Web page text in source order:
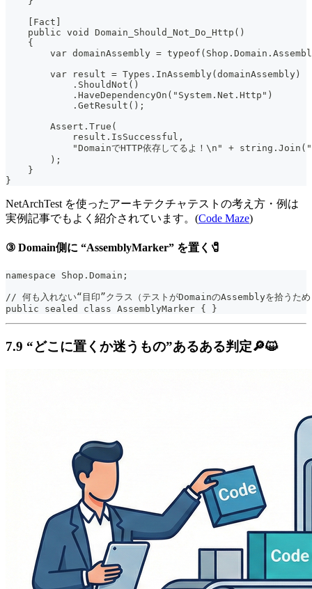
    [Fact]
    public void Domain_Should_Not_Do_Http()
    {
var domainAssembly =
        var result = Types.InAssembly(domainAssembly)
            .ShouldNot()
            .HaveDependencyOn("System.Net.Http")
            .GetResult();
        Assert.True(
            result.IsSuccessful,
"DomainでHTTP依存してるよ！\n" +
        );
    }
}
NetArchTest を使ったアーキテクチャテストの考え方・例は
実例記事でもよく紹介されています。(Code Maze)
③ Domain側に “AssemblyMarker” を置く🧷
namespace Shop.Domain;
// 何も入れない“目印”クラス（テストがDomainのAssemblyを拾うため
public sealed class AssemblyMarker { }
7.9 “どこに置くか迷うもの”あるある判定🔎😺